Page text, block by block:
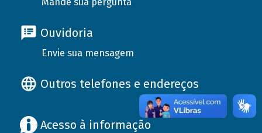
Ouvidoria
Envie sua mensagem
Outros telefones e endereços
Acesso à informação